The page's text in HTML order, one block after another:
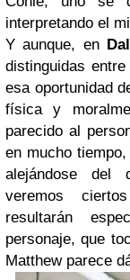
interpretando el
Y aunque, en
distinguidas
esa oportunidad
física y
parecido al
en mucho
alejándose del
veremos
resultarán
personaje, que
Matthew parece